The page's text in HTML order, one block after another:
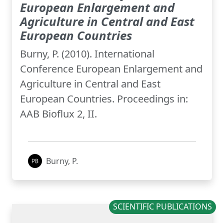
European Enlargement and
Agriculture in Central and East
European Countries
Burny, P. (2010). International
Conference European Enlargement and
Agriculture in Central and East
European Countries. Proceedings in:
AAB Bioflux 2, II.
Burny, P.
SCIENTIFIC PUBLICATIONS